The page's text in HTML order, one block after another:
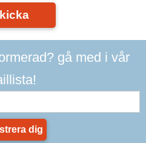
gå med i vår
dig